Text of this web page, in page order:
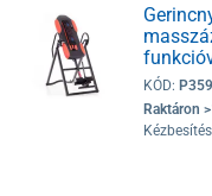
KÓD:
Raktáron